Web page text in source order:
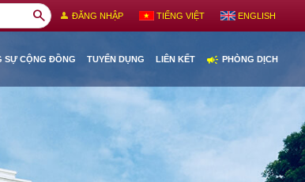
search person ĐĂNG NHẬP TIẾNG VIỆT ENGLISH
SỰ CỘNG ĐỒNG TUYỂN DỤNG LIÊN KẾT campaign PHÒNG DỊCH